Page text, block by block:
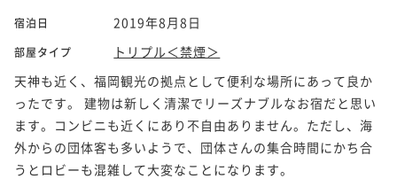
宿泊日 2019年8月8日
部屋タイプ
トリプル＜禁煙＞
天神も近く、福岡観光の拠点として便利な場所にあって良か
ったです。 建物は新しく清潔でリーズナブルなお宿だと思い
ます。コンビニも近くにあり不自由ありません。ただし、海
外からの団体客も多いようで、団体さんの集合時間にかち合
うとロビーも混雑して大変なことになります。